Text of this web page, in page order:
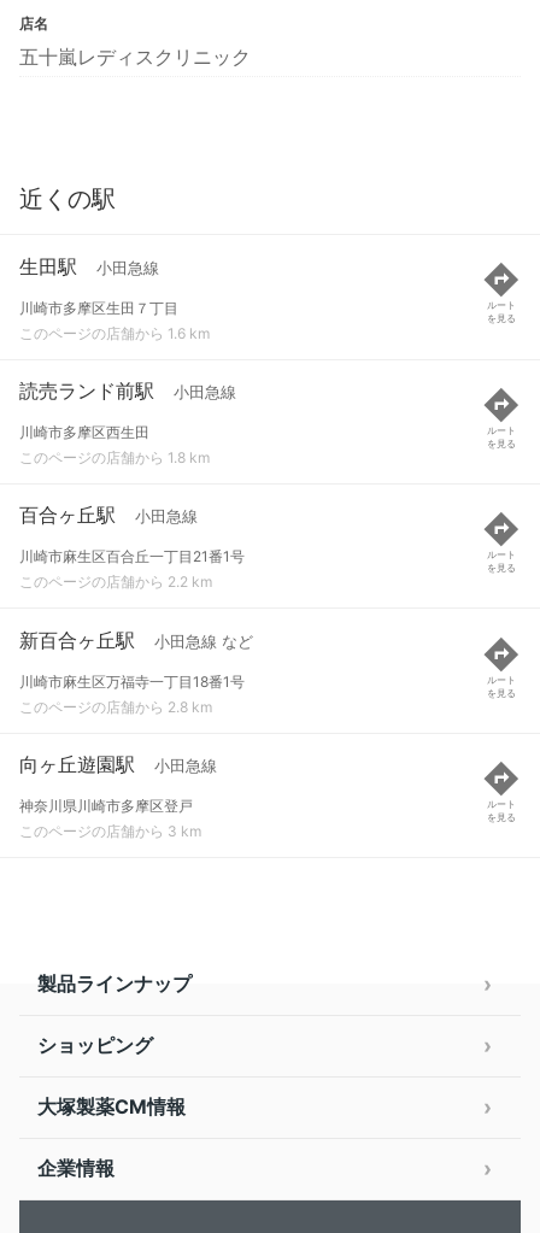
店名
五十嵐レディスクリニック
近くの駅
生田駅 小田急線
川崎市多摩区生田７丁目
このページの店舗から 1.6 km
ルート
を見る
読売ランド前駅 小田急線
川崎市多摩区西生田
このページの店舗から 1.8 km
ルート
を見る
百合ヶ丘駅 小田急線
川崎市麻生区百合丘一丁目21番1号
このページの店舗から 2.2 km
ルート
を見る
新百合ヶ丘駅 小田急線 など
川崎市麻生区万福寺一丁目18番1号
このページの店舗から 2.8 km
ルート
を見る
向ヶ丘遊園駅 小田急線
神奈川県川崎市多摩区登戸
このページの店舗から 3 km
ルート
を見る
製品ラインナップ
ショッピング
大塚製薬CM情報
企業情報